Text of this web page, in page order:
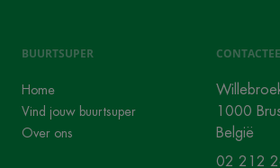
BUURTSUPER
Home
Vind jouw buurtsuper
Over ons
1000
België
02 212